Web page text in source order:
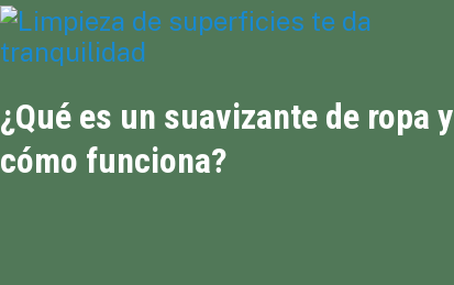
¿Qué es un suavizante de ropa y
cómo funciona?